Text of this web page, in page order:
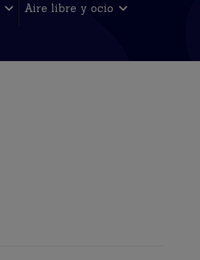
Aire libre y ocio